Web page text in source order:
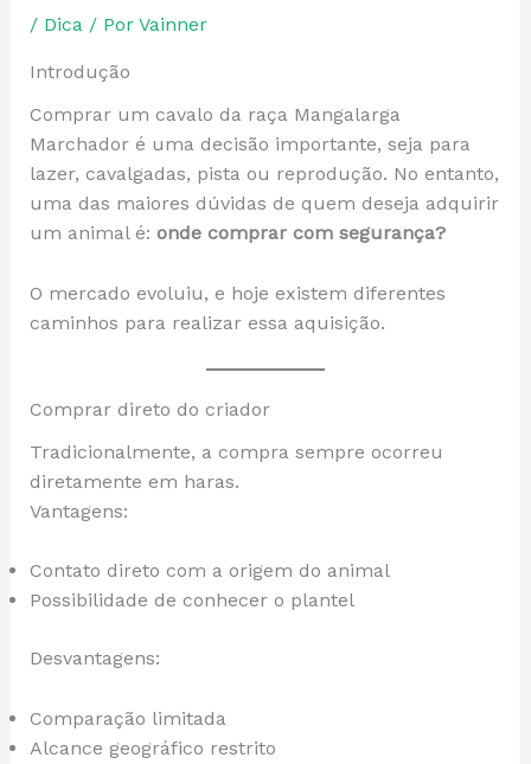
/ Dica/ Por Vainner
Introdução
Comprar um cavalo da raça Mangalarga
Marchador é uma decisão importante, seja para
lazer, cavalgadas, pista ou reprodução. No entanto,
uma das maiores dúvidas de quem deseja adquirir
um animal é: onde comprar com segurança?
O mercado evoluiu, e hoje existem diferentes
caminhos para realizar essa aquisição.
Comprar direto do criador
Tradicionalmente, a compra sempre ocorreu
diretamente em haras.
Vantagens:
Contato direto com a origem do animal
Possibilidade de conhecer o plantel
Desvantagens:
Comparação limitada
Alcance geográfico restrito